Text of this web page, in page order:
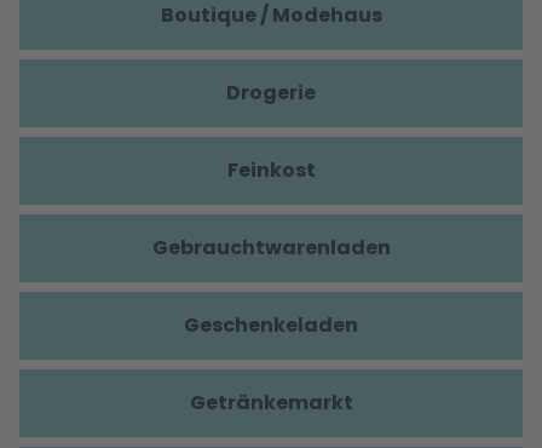
Boutique / Modehaus
Drogerie
Feinkost
Gebrauchtwarenladen
Geschenkeladen
Getränkemarkt